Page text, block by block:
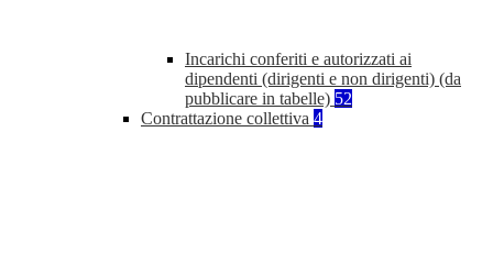
Incarichi conferiti e autorizzati ai
dipendenti (dirigenti e non dirigenti) (da
pubblicare in tabelle) 52
Contrattazione collettiva 4